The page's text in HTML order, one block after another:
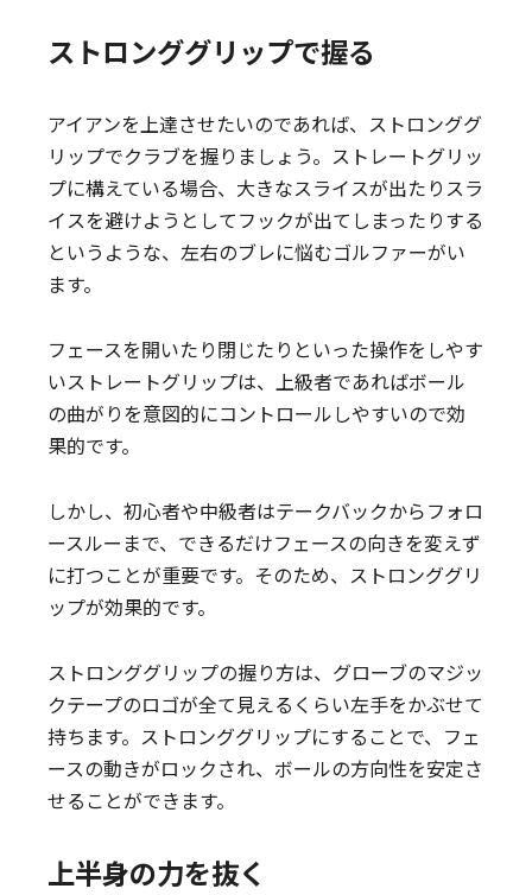
ストロンググリップで握る
アイアンを上達させたいのであれば、ストロンググ
リップでクラブを握りましょう。ストレートグリッ
プに構えている場合、大きなスライスが出たりスラ
イスを避けようとしてフックが出てしまったりする
というような、左右のブレに悩むゴルファーがい
ます。
フェースを開いたり閉じたりといった操作をしやす
いストレートグリップは、上級者であればボール
の曲がりを意図的にコントロールしやすいので効
果的です。
しかし、初心者や中級者はテークバックからフォロ
ースルーまで、できるだけフェースの向きを変えず
に打つことが重要です。そのため、ストロンググリ
ップが効果的です。
ストロンググリップの握り方は、グローブのマジッ
クテープのロゴが全て見えるくらい左手をかぶせて
持ちます。ストロンググリップにすることで、フェ
ースの動きがロックされ、ボールの方向性を安定さ
せることができます。
上半身の力を抜く